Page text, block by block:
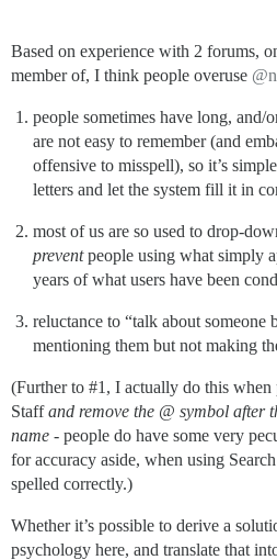
Based on experience with 2 forums,
member of, I think people overuse
people sometimes have long, and/
are not easy to remember (and
offensive to misspell), so it’s
letters and let the system fill it in
most of us are so used to drop-
preventpeople using what simply
years of what users have been
reluctance to “talk about someone
mentioning them but not making
(Further to #1 , I actually do this when
Staffand remove the @ symbol after
name - people do have some very
for accuracy aside, when using
spelled correctly.)
Whether it’s possible to derive a
psychology here, and translate that